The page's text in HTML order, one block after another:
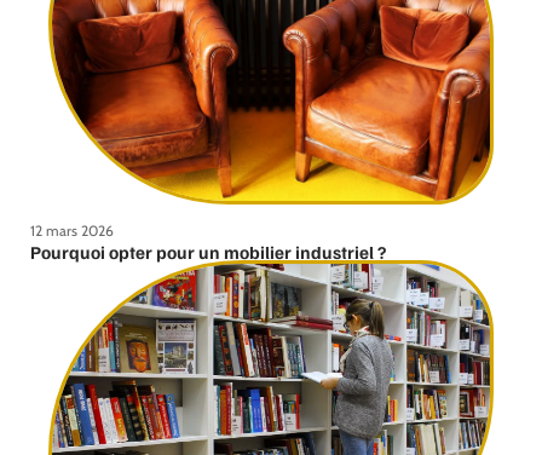
12 mars 2026
Pourquoi opter pour un mobilier industriel ?